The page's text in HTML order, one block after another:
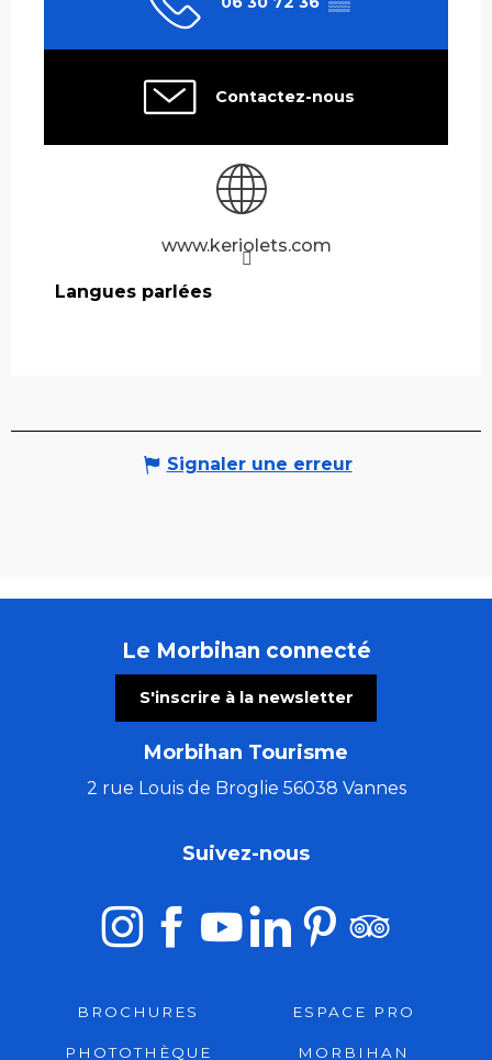
Contactez-nous
www.keriolets.com
Langues parlées
Langues parlées
Signaler une erreur
Le Morbihan connecté
S'inscrire à la newsletter
Morbihan Tourisme
2 rue Louis de Broglie 56038 Vannes
Suivez-nous
BROCHURES ESPACE PRO
PHOTOTHÈQUE
MORBIHAN